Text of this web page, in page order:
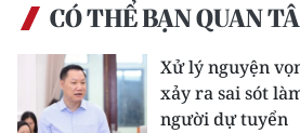
CÓ THỂ BẠN QUAN
Xử lý nguyện
xảy ra sai sót
người dự tuyển